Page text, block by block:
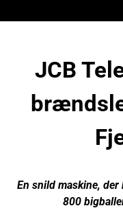
JCB
En snild maskine,
800